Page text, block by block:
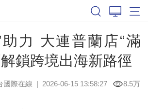
助力 大連普蘭店“滿
鎖跨境出海新路徑
國際在線 | 2026-06-15 13:58:27 8.5万